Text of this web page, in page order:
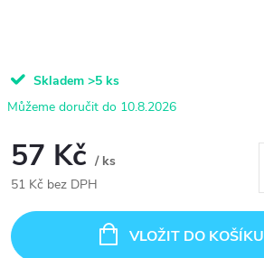
Skladem >5 ks
10.8.2026
57 Kč / ks
51 Kč bez DPH
cena:
VLOŽIT DO KOŠÍKU